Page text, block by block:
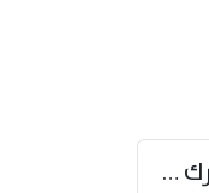
حننت إلى ريّا ونفسك باعدت … مزارك من ريّا وشعباكما معا